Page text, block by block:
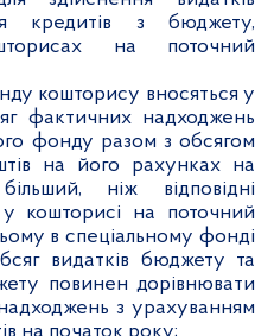
кредитів з бюджету,
на поточний
кошторису вносяться у
фактичних надходжень
фонду разом з обсягом
на його рахунках на
ніж відповідні
кошторисі на поточний
в спеціальному фонді
видатків бюджету та
повинен дорівнювати
з урахуванням